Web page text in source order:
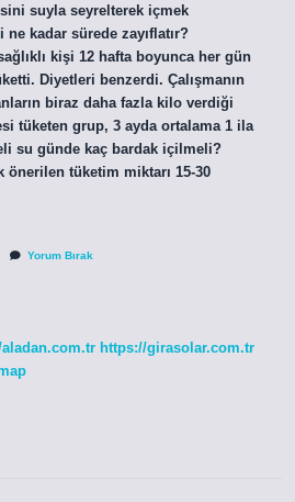
suyla seyrelterek içmek
kadar sürede zayıflatır?
kişi 12 hafta boyunca her gün
Diyetleri benzerdi. Çalışmanın
biraz daha fazla kilo verdiği
tüketen grup, 3 ayda ortalama 1 ila
su günde kaç bardak içilmeli?
tüketim miktarı 15-30
Yorum Bırak
https://girasolar.com.tr